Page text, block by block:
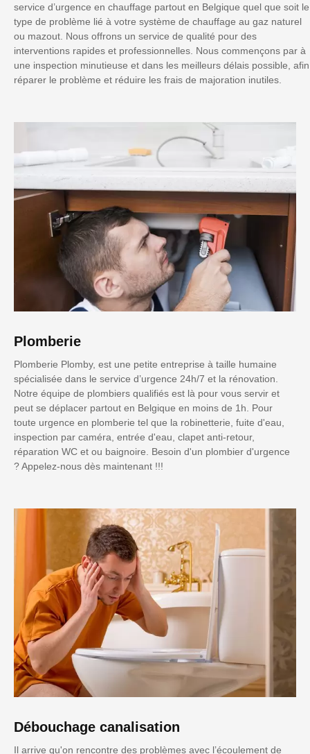
service d’urgence en chauffage partout en Belgique quel que soit le
type de problème lié à votre système de chauffage au gaz naturel
ou mazout. Nous offrons un service de qualité pour des
interventions rapides et professionnelles. Nous commençons par à
une inspection minutieuse et dans les meilleurs délais possible, afin
réparer le problème et réduire les frais de majoration inutiles.
Plomberie
Plomberie Plomby, est une petite entreprise à taille humaine
spécialisée dans le service d’urgence 24h/7 et la rénovation.
Notre équipe de plombiers qualifiés est là pour vous servir et
peut se déplacer partout en Belgique en moins de 1h. Pour
toute urgence en plomberie tel que la robinetterie, fuite d'eau,
inspection par caméra, entrée d'eau, clapet anti-retour,
réparation WC et ou baignoire. Besoin d'un plombier d'urgence
? Appelez-nous dès maintenant !!!
Débouchage canalisation
Il arrive qu'on rencontre des problèmes avec l’écoulement de